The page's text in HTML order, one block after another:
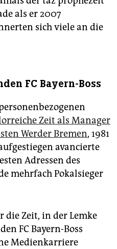
als er 2007
sich viele an die
FC Bayern-Boss
Zeit als Manager
Werder Bremen, 1981
avancierte
Adressen des
mehrfach Pokalsieger
die Zeit, in der Lemke
FC Bayern-Boss
Medienkarriere